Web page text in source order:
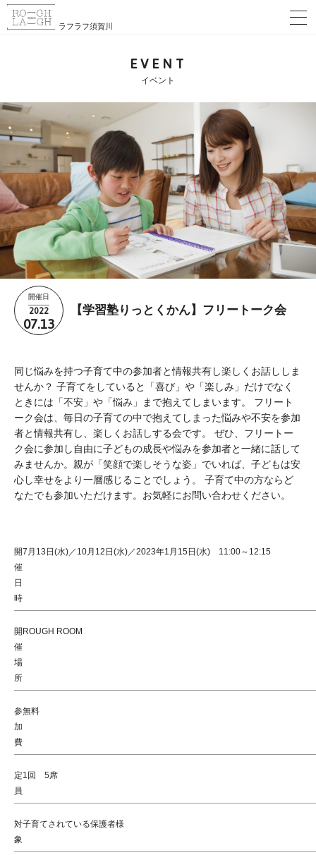
ラフラフ須賀川
EVENT
イベント
開催日
2022
07.13
【学習塾りっとくかん】フリートーク会
同じ悩みを持つ子育て中の参加者と情報共有し楽しくお話ししま
せんか？ 子育てをしていると「喜び」や「楽しみ」だけでなく
ときには「不安」や「悩み」まで抱えてしまいます。 フリート
ーク会は、毎日の子育ての中で抱えてしまった悩みや不安を参加
者と情報共有し、楽しくお話しする会です。 ぜひ、フリートー
ク会に参加し自由に子どもの成長や悩みを参加者と一緒に話して
みませんか。親が「笑顔で楽しそうな姿」でいれば、子どもは安
心し幸せをより一層感じることでしょう。 子育て中の方ならど
なたでも参加いただけます。お気軽にお問い合わせください。
開
催
日
時
7月13日(水)／10月12日(水)／2023年1月15日(水) 11:00～12:15
開
催
場
所
ROUGH ROOM
参
加
費
無料
定
員
1回 5席
対
象
子育てされている保護者様